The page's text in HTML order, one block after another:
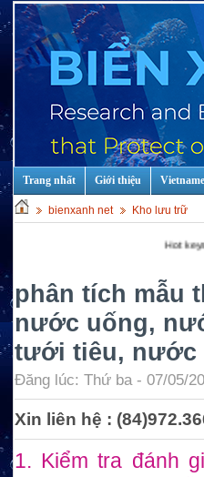
Trang nhất Giới thiệu
bienxanh net Kho lưu trữ
Hot keys: Education
phân tích mẫu
nước uống,
tưới tiêu, nước
Đăng lúc: Thứ ba - 07/05/
Xin liên hệ :
1. Kiểm tra đánh